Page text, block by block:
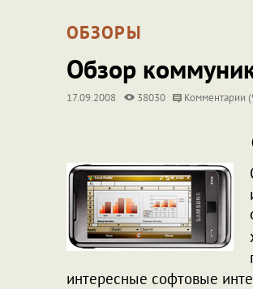
ОБЗОРЫ
Обзор
17.09.2008 38030 Комментарии
интересные софтовые